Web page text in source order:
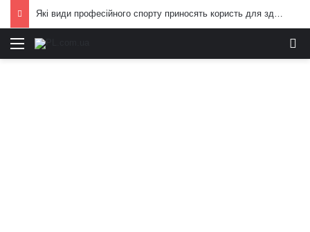
Які види професійного спорту приносять користь для здоров’я: поради експертів
Меню